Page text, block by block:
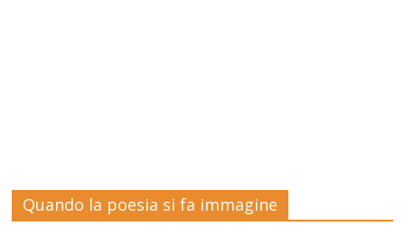
Quando la poesia si fa immagine